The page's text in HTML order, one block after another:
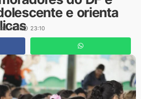
e orienta
2025 23:10